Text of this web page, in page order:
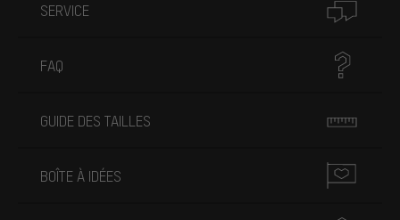
SERVICE
FAQ
GUIDE DES TAILLES
BOÎTE À IDÉES